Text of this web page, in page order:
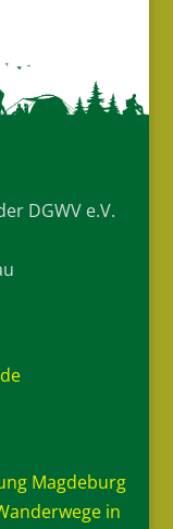
DGWV e.V.
Magdeburg
in